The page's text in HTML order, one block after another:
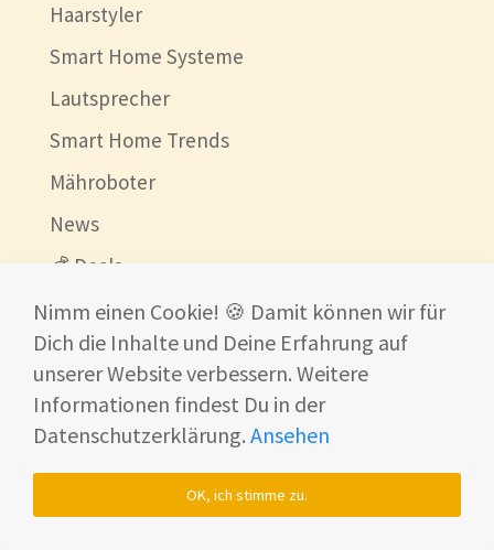
Haarstyler
Smart Home Systeme
Lautsprecher
Smart Home Trends
Mähroboter
News
💰 Deals
Beste China Shops
Ultraschallreinigungsgerät
© 2026
www.shf-development.renaissance-ventures.com
Impressum
Datenschutzerklärung
Nimm einen Cookie! 🍪 Damit können wir für
Dich die Inhalte und Deine Erfahrung auf
unserer Website verbessern. Weitere
Informationen findest Du in der
Datenschutzerklärung. Ansehen
OK, ich stimme zu.